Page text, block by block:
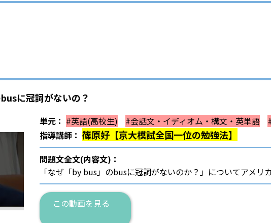
に冠詞がないの？
単元： #英語(高校生) #会話文・イディオム・構文・英単語
指導講師： 篠原好【京大模試全国一位の勉強法】
問題文全文(内容文)：
「なぜ「by bus」のbusに冠詞がないのか？」についてアメリ
この動画を見る